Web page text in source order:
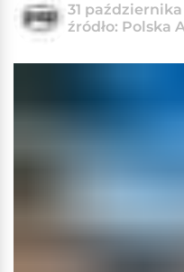
31 października
źródło: Polska